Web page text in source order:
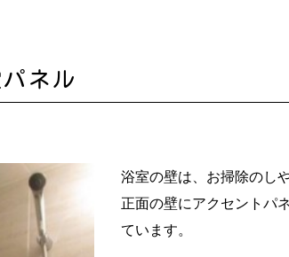
ネル
浴室の壁は、お掃除のし
正面の壁にアクセントパ
ています。